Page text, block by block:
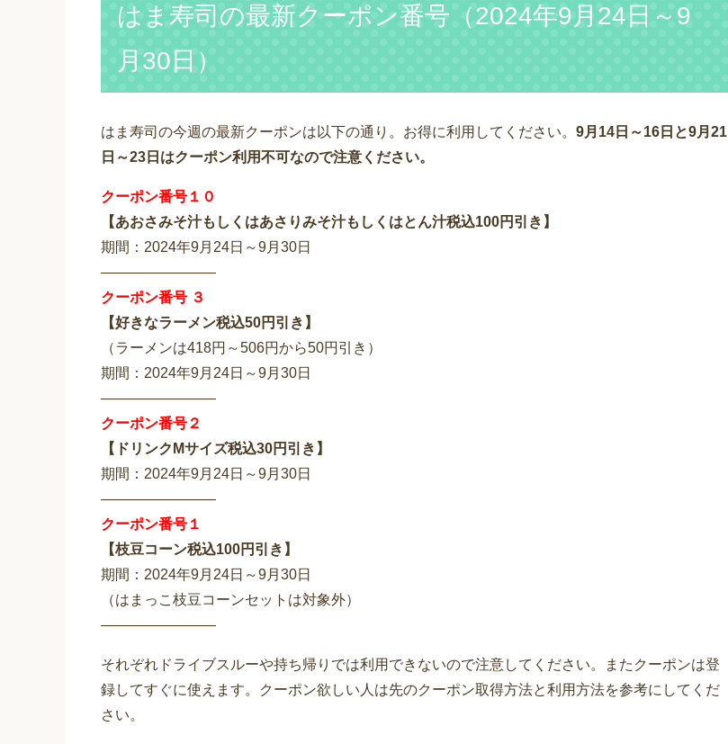
はま寿司の最新クーポン番号（2024年9月24日～9
月30日）
はま寿司の今週の最新クーポンは以下の通り。お得に利用してください。 9月14日～16日と9月21
日～23日はクーポン利用不可なので注意ください。
クーポン番号１０
【あおさみそ汁もしくはあさりみそ汁もしくはとん汁税込100円引き】
期間：2024年9月24日～9月30日
————————
クーポン番号 ３
【好きなラーメン税込50円引き】
（ラーメンは418円～506円から50円引き）
期間：2024年9月24日～9月30日
————————
クーポン番号２
【ドリンクMサイズ税込30円引き】
期間：2024年9月24日～9月30日
————————
クーポン番号１
【枝豆コーン税込100円引き】
期間：2024年9月24日～9月30日
（はまっこ枝豆コーンセットは対象外）
————————
それぞれドライブスルーや持ち帰りでは利用できないので注意してください。またクーポンは登
録してすぐに使えます。クーポン欲しい人は先のクーポン取得方法と利用方法を参考にしてくだ
さい。